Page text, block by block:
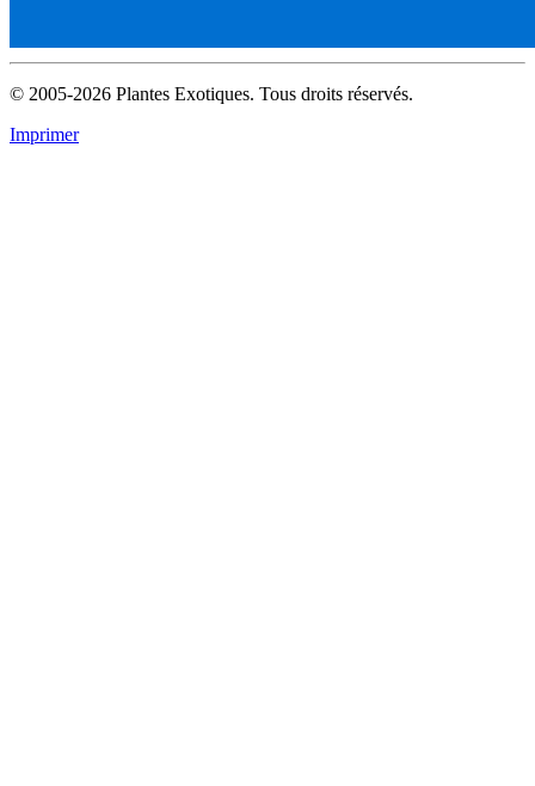
© 2005-2026 Plantes Exotiques. Tous droits réservés.
Imprimer